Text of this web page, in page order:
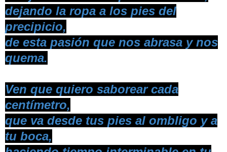
dejando la ropa a los pies del
precipicio,
de esta pasión que nos abrasa y nos
quema.
Ven que quiero saborear cada
centímetro,
que va desde tus pies al ombligo y a
tu boca,